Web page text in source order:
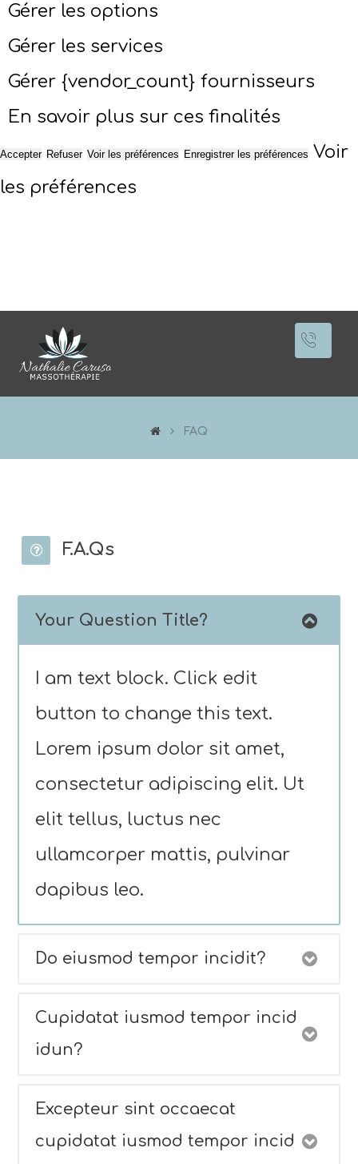
Gérer les options
Gérer les services
Gérer {vendor_count} fournisseurs
En savoir plus sur ces finalités
Accepter Refuser Voir les préférences Enregistrer les préférences Voir
les préférences
FAQ
F.A.Qs
Your Question Title?
I am text block. Click edit
button to change this text.
Lorem ipsum dolor sit amet,
consectetur adipiscing elit. Ut
elit tellus, luctus nec
ullamcorper mattis, pulvinar
dapibus leo.
Do eiusmod tempor incidit?
Cupidatat iusmod tempor incid
idun?
Excepteur sint occaecat
cupidatat iusmod tempor incid